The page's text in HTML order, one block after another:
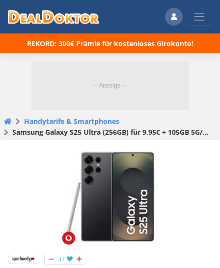
REKORD: 300€ Prämie für kostenloses Girokonto!
Handytarife & Smartphones
Samsung Galaxy S25 Ultra (256GB) für 9,95€ + 105GB 5G/LTE Allnet für 49,99€/Monat + 100€ Wechselbonus (Vodafone Smart L Spezial)
37